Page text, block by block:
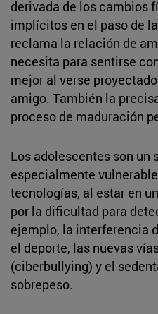
derivada de los cambios
implícitos en el paso de
reclama la relación de
necesita para sentirse
mejor al verse
amigo. También la
proceso de maduración
Los adolescentes son un
especialmente
tecnologías, al estar en
por la dificultad para
ejemplo, la interferencia
el deporte, las nuevas
(ciberbullying) y el
sobrepeso.